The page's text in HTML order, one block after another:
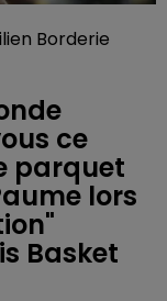
Borderie
ce
parquet
lors
Basket